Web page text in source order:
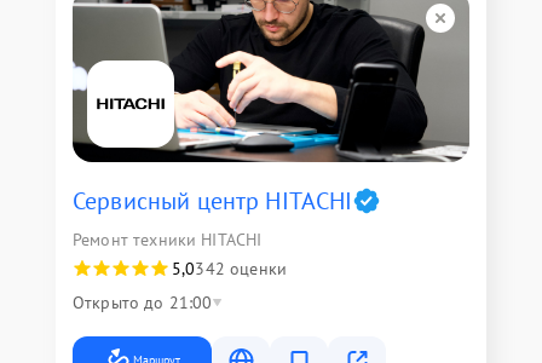
Сервисный центр HITACHI
Ремонт техники HITACHI
5,0342 оценки
Открыто до 21:00